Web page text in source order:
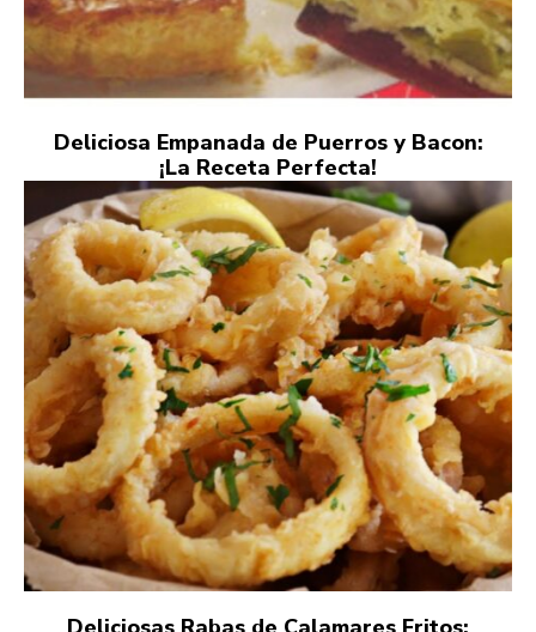
Deliciosa Empanada de Puerros y Bacon:
¡La Receta Perfecta!